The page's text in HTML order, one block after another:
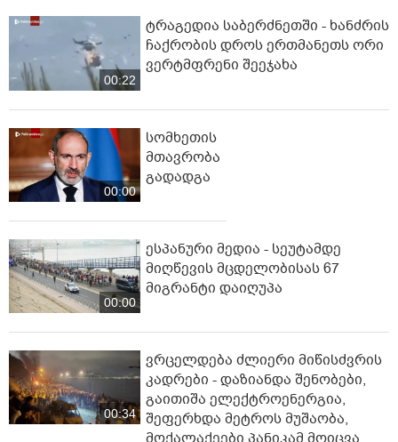
00:22
ტრაგედია საბერძნეთში - ხანძრის
ჩაქრობის დროს ერთმანეთს ორი
ვერტმფრენი შეეჯახა
00:00
სომხეთის
მთავრობა
გადადგა
00:00
ესპანური მედია - სეუტამდე
მიღწევის მცდელობისას 67
მიგრანტი დაიღუპა
00:34
ვრცელდება ძლიერი მიწისძვრის
კადრები - დაზიანდა შენობები,
გაითიშა ელექტროენერგია,
შეფერხდა მეტროს მუშაობა,